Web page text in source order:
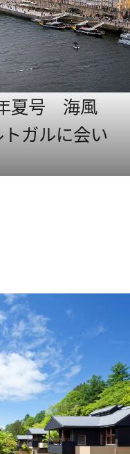
夏号 海風
ガルに会い